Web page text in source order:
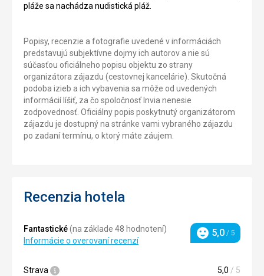
pláže sa nachádza nudistická pláž.
Popisy, recenzie a fotografie uvedené v informáciách
predstavujú subjektívne dojmy ich autorov a nie sú
súčasťou oficiálneho popisu objektu zo strany
organizátora zájazdu (cestovnej kancelárie). Skutočná
podoba izieb a ich vybavenia sa môže od uvedených
informácií líšiť, za čo spoločnosť Invia nenesie
zodpovednosť. Oficiálny popis poskytnutý organizátorom
zájazdu je dostupný na stránke vami vybraného zájazdu
po zadaní termínu, o ktorý máte záujem.
Recenzia hotela
Fantastické(na základe 48 hodnotení)
Informácie o overovaní recenzí
Hodnotenie
5,0 / 5
Strava 5,0 / 5